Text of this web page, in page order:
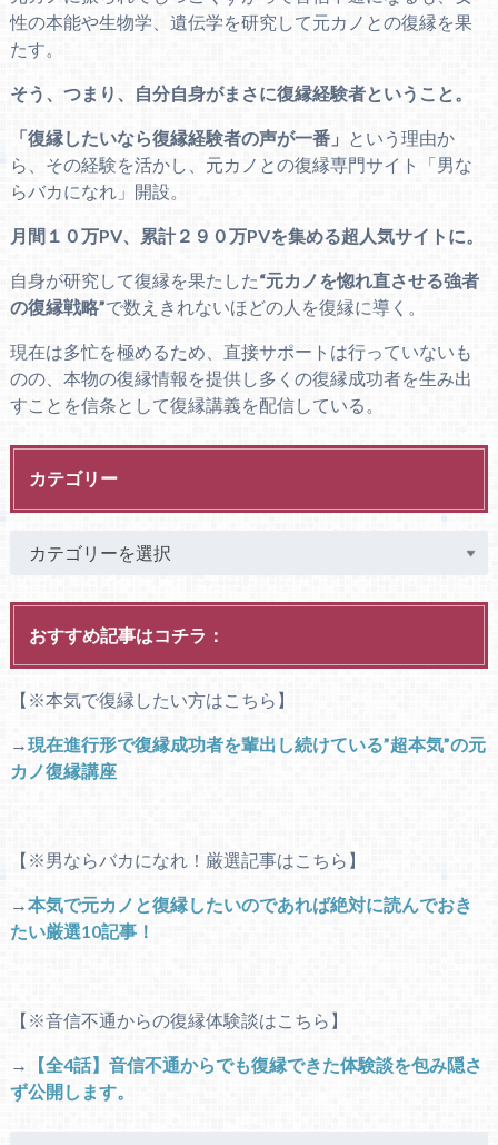
性の本能や生物学、遺伝学を研究して元カノとの復縁を果
たす。
そう、つまり、自分自身がまさに復縁経験者ということ。
「復縁したいなら復縁経験者の声が一番」
という理由か
ら、その経験を活かし、元カノとの復縁専門サイト「男な
らバカになれ」開設。
月間１０万PV、累計２９０万PVを集める超人気サイトに。
自身が研究して復縁を果たした“元カノを惚れ直させる強者
の復縁戦略”で数えきれないほどの人を復縁に導く。
現在は多忙を極めるため、直接サポートは行っていないも
のの、本物の復縁情報を提供し多くの復縁成功者を生み出
すことを信条として復縁講義を配信している。
カテゴリー
おすすめ記事はコチラ：
【※本気で復縁したい方はこちら】
→現在進行形で復縁成功者を輩出し続けている”超本気”の元
カノ復縁講座
【※男ならバカになれ！厳選記事はこちら】
→本気で元カノと復縁したいのであれば絶対に読んでおき
たい厳選10記事！
【※音信不通からの復縁体験談はこちら】
→
【全4話】音信不通からでも復縁できた体験談を包み隠さ
ず公開します。